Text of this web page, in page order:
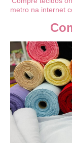
metro na internet